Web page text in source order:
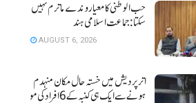
حب الوطنی کا معیار وندے ماترم نہیں ہو
سکتا : جماعت اسلامی ہند
AUGUST 6, 2026
اتر پردیش میں خستہ حال مکان منہدم
ہونے سے ایک ہی کنبہ کے 6 افراد کی موت